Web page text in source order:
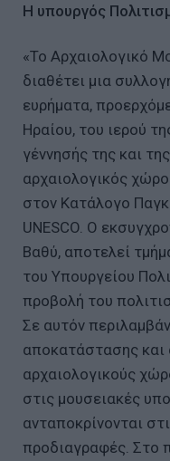
Η υπουργός
«Το Αρχαιολογικό
διαθέτει μια
ευρήματα,
Ηραίου, του ιερού
γέννησής της και
αρχαιολογικός
στον Κατάλογο
UNESCO. Ο
Βαθύ, αποτελεί
του Υπουργείου
προβολή του
Σε αυτόν
αποκατάστασης και
αρχαιολογικούς
στις μουσειακές
ανταποκρίνονται
προδιαγραφές. Στο